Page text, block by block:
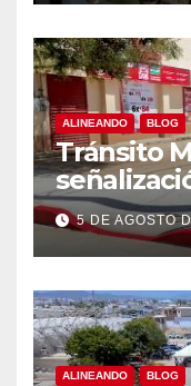
ALINEANDO BLOG
Tránsito
cruces
Cabos
5 DE AGOSTO
ALINEANDO BLOG